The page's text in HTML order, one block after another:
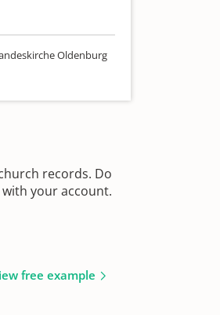
Oldenburg
records. Do
your account.
free example